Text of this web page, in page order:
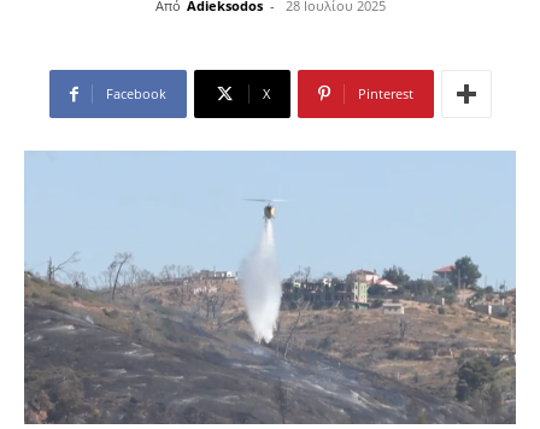
Από Adieksodos - 28 Ιουλίου 2025
Facebook X Pinterest